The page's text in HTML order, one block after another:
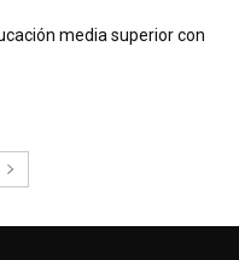
media superior con